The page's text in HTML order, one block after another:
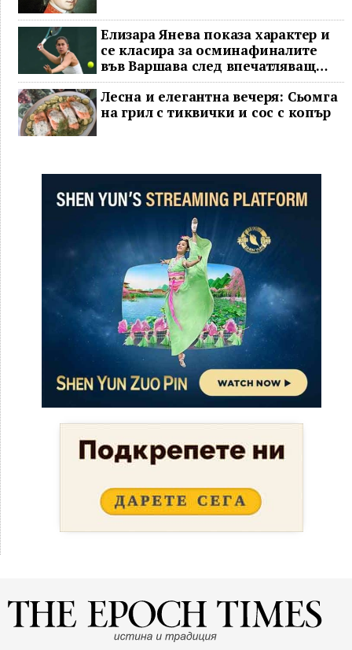
Елизара Янева показа характер и
се класира за осминафиналите
във Варшава след впечатляващ
обрат
Лесна и елегантна вечеря: Сьомга
на грил с тиквички и сос с копър